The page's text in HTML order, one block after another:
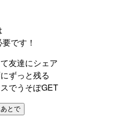
です！
友達にシェア
ずっと残る
でうそぽGET
あとで